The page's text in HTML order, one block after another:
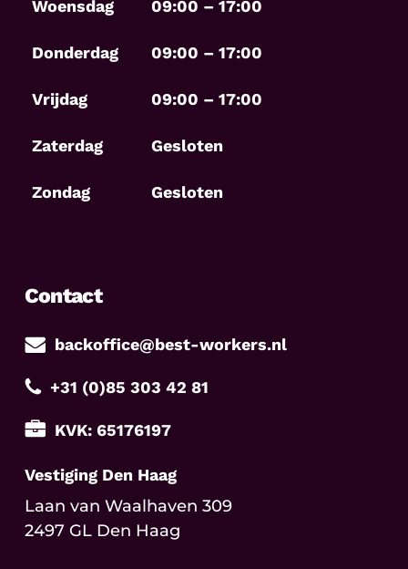
Woensdag 09:00 – 17:00
Donderdag 09:00 – 17:00
Vrijdag 09:00 – 17:00
Zaterdag Gesloten
Zondag Gesloten
Contact
backoffice@best-workers.nl
+31 (0)85 303 42 81
KVK: 65176197
Vestiging Den Haag
Laan van Waalhaven 309
2497 GL Den Haag